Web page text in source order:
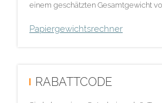
einem geschätzten Gesamtgewicht
Papiergewichtsrechner
RABATTCODE